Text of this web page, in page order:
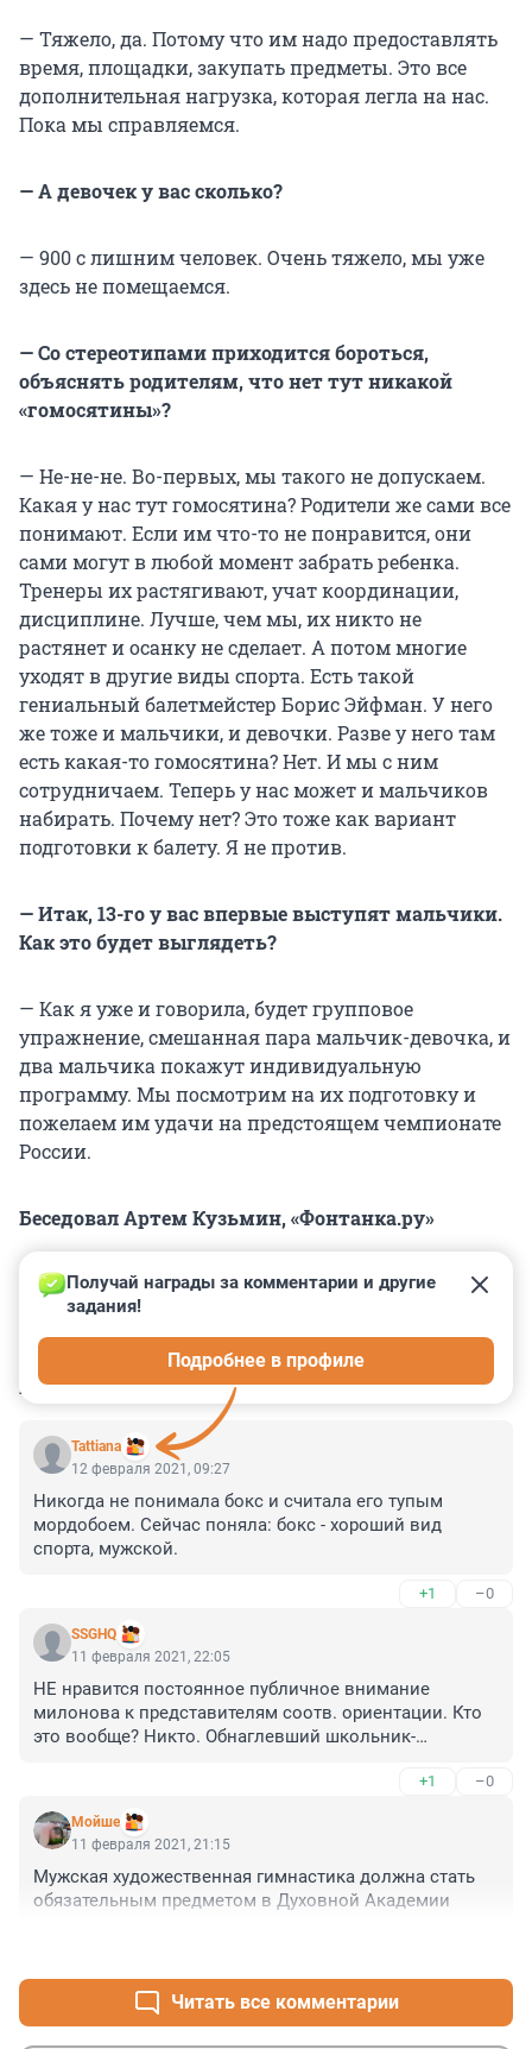
— Тяжело, да. Потому что им надо предоставлять
время, площадки, закупать предметы. Это все
дополнительная нагрузка, которая легла на нас.
Пока мы справляемся.
— А девочек у вас сколько?
— 900 с лишним человек. Очень тяжело, мы уже
здесь не помещаемся.
— Со стереотипами приходится бороться,
объяснять родителям, что нет тут никакой
«гомосятины»?
— Не-не-не. Во-первых, мы такого не допускаем.
Какая у нас тут гомосятина? Родители же сами все
понимают. Если им что-то не понравится, они
сами могут в любой момент забрать ребенка.
Тренеры их растягивают, учат координации,
дисциплине. Лучше, чем мы, их никто не
растянет и осанку не сделает. А потом многие
уходят в другие виды спорта. Есть такой
гениальный балетмейстер Борис Эйфман. У него
же тоже и мальчики, и девочки. Разве у него там
есть какая-то гомосятина? Нет. И мы с ним
сотрудничаем. Теперь у нас может и мальчиков
набирать. Почему нет? Это тоже как вариант
подготовки к балету. Я не против.
— Итак, 13-го у вас впервые выступят мальчики.
Как это будет выглядеть?
— Как я уже и говорила, будет групповое
упражнение, смешанная пара мальчик-девочка, и
два мальчика покажут индивидуальную
программу. Мы посмотрим на их подготовку и
пожелаем им удачи на предстоящем чемпионате
России.
Беседовал Артем Кузьмин, «Фонтанка.ру»
КОММЕНТАРИИ 13
Tattiana
Получай награды за комментарии и другие
задания!
Подробнее в профиле
12 февраля 2021, 09:27
Никогда не понимала бокс и считала его тупым
мордобоем. Сейчас поняла: бокс - хороший вид
спорта, мужской.
+1 –0
SSGHQ
11 февраля 2021, 22:05
НЕ нравится постоянное публичное внимание
милонова к представителям соотв. ориентации. Кто
это вообще? Никто. Обнаглевший школьник-
+1 –0
Мойше
11 февраля 2021, 21:15
Мужская художественная гимнастика должна стать
обязательным предметом в Духовной Академии
Читать все комментарии